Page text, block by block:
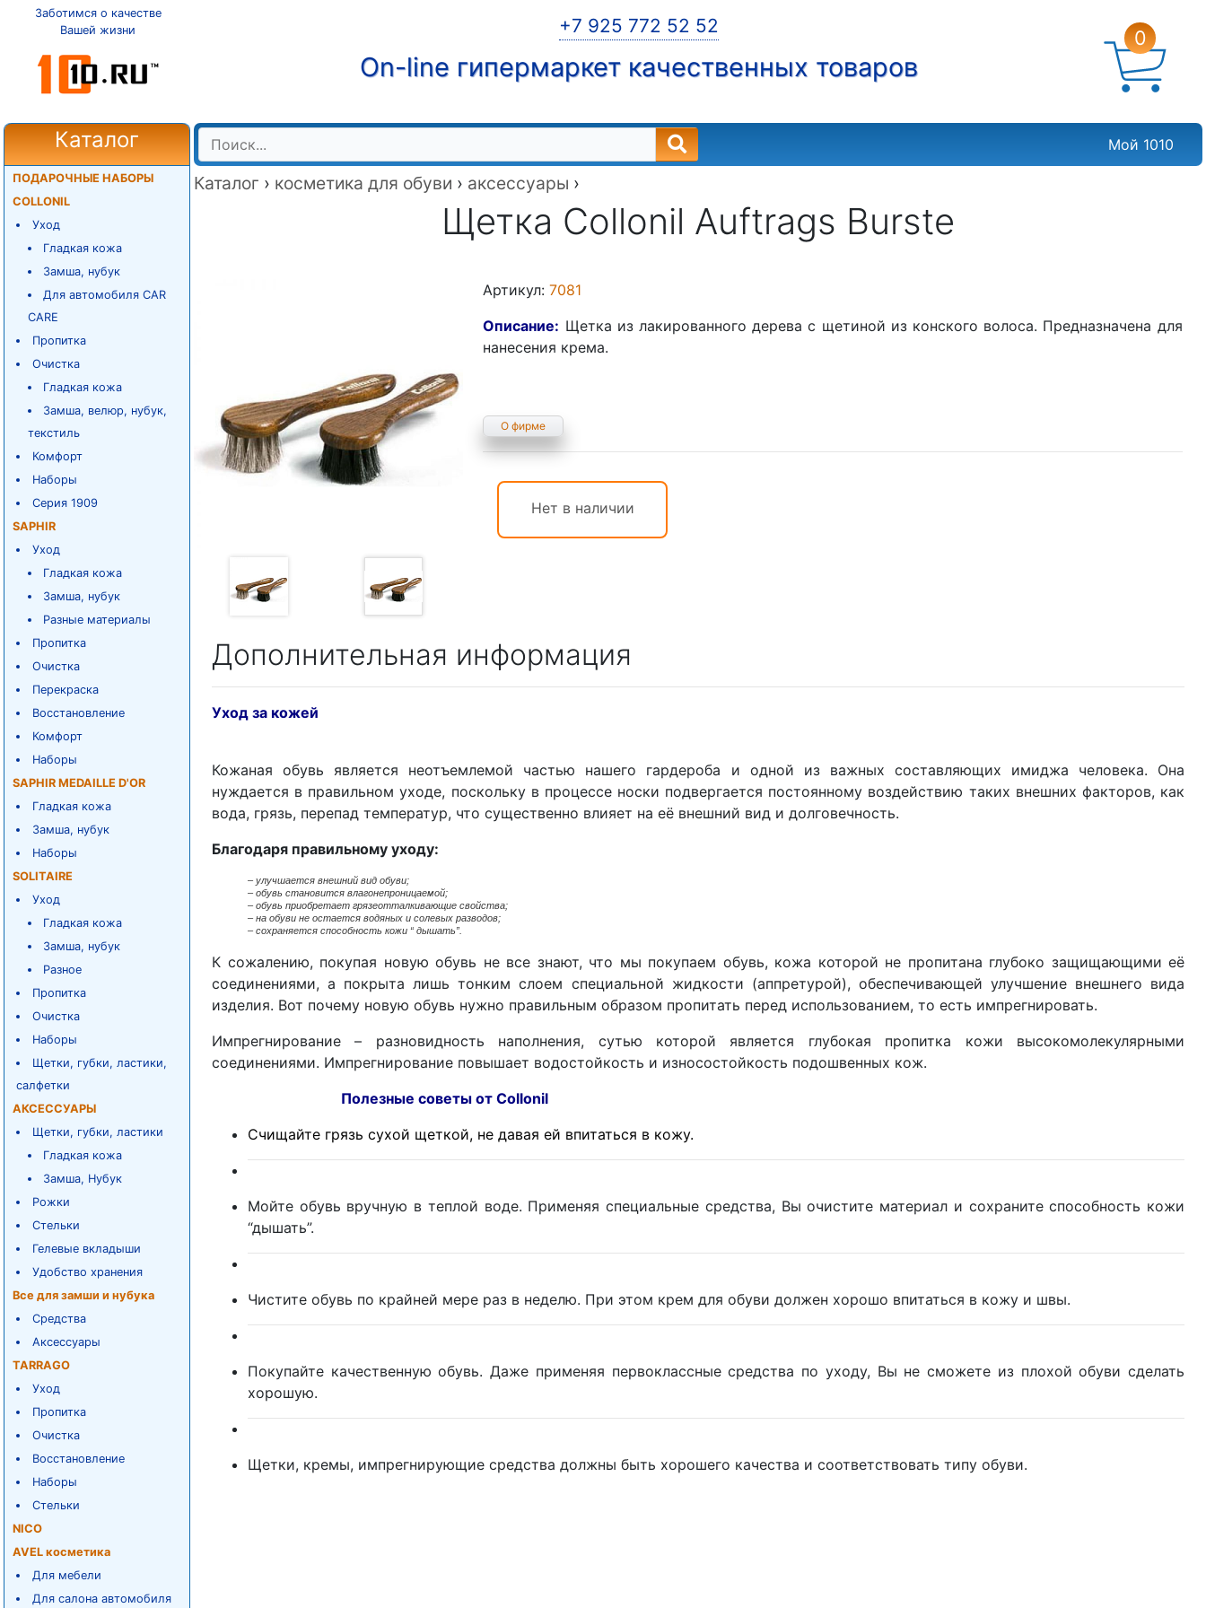
Заботимся о качестве
Вашей жизни
+7 925 772 52 52
On-line гипермаркет качественных товаров
0
Каталог
ПОДАРОЧНЫЕ НАБОРЫ
COLLONIL
Уход
Гладкая кожа
Замша, нубук
Для автомобиля CAR
CARE
Пропитка
Очистка
Гладкая кожа
Замша, велюр, нубук,
текстиль
Комфорт
Наборы
Серия 1909
SAPHIR
Уход
Гладкая кожа
Замша, нубук
Разные материалы
Пропитка
Очистка
Перекраска
Восстановление
Комфорт
Наборы
SAPHIR MEDAILLE D'OR
Гладкая кожа
Замша, нубук
Наборы
SOLITAIRE
Уход
Гладкая кожа
Замша, нубук
Разное
Пропитка
Очистка
Наборы
Щетки, губки, ластики,
салфетки
АКСЕССУАРЫ
Щетки, губки, ластики
Гладкая кожа
Замша, Нубук
Рожки
Стельки
Гелевые вкладыши
Удобство хранения
Все для замши и нубука
Средства
Аксессуары
TARRAGO
Уход
Пропитка
Очистка
Восстановление
Наборы
Стельки
NICO
AVEL косметика
Для мебели
Для салона автомобиля
Мой 1010
Каталог › косметика для обуви › аксессуары ›
Щетка Collonil Auftrags Burste
Артикул:7081
Описание: Щетка из лакированного дерева с щетиной из конского волоса. Предназначена для
нанесения крема.
О фирме
Нет в наличии
Дополнительная информация
Уход за кожей
Кожаная обувь является неотъемлемой частью нашего гардероба и одной из важных составляющих имиджа человека. Она
нуждается в правильном уходе, поскольку в процессе носки подвергается постоянному воздействию таких внешних факторов, как
вода, грязь, перепад температур, что существенно влияет на её внешний вид и долговечность.
Благодаря правильному уходу:
– улучшается внешний вид обуви;
– обувь становится влагонепроницаемой;
– обувь приобретает грязеотталкивающие свойства;
– на обуви не остается водяных и солевых разводов;
– сохраняется способность кожи “ дышать”.
К сожалению, покупая новую обувь не все знают, что мы покупаем обувь, кожа которой не пропитана глубоко защищающими её
соединениями, а покрыта лишь тонким слоем специальной жидкости (аппретурой), обеспечивающей улучшение внешнего вида
изделия. Вот почему новую обувь нужно правильным образом пропитать перед использованием, то есть импрегнировать.
Импрегнирование – разновидность наполнения, сутью которой является глубокая пропитка кожи высокомолекулярными
соединениями. Импрегнирование повышает водостойкость и износостойкость подошвенных кож.
Полезные советы от Collonil
Счищайте грязь сухой щеткой, не давая ей впитаться в кожу.
Мойте обувь вручную в теплой воде. Применяя специальные средства, Вы очистите материал и сохраните способность кожи
“дышать”.
Чистите обувь по крайней мере раз в неделю. При этом крем для обуви должен хорошо впитаться в кожу и швы.
Покупайте качественную обувь. Даже применяя первоклассные средства по уходу, Вы не сможете из плохой обуви сделать
хорошую.
Щетки, кремы, импрегнирующие средства должны быть хорошего качества и соответствовать типу обуви.